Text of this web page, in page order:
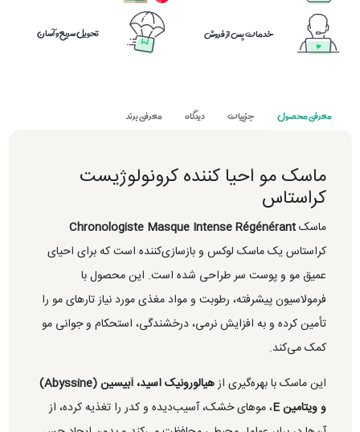
خدمات پس از فروش تحویل سریع و آسان
معرفی محصول جزییات دیدگاه معرفی برند
ماسک مو احیا کننده کرونولوژیست
کراستاس
ماسکChronologiste Masque Intense Régénérant
کراستاس یک ماسک لوکس و بازسازی‌کننده است که برای احیای
عمیق مو و پوست سر طراحی شده است. این محصول با
فرمولاسیون پیشرفته، رطوبت و مواد مغذی مورد نیاز تارهای مو را
تأمین کرده و به افزایش نرمی، درخشندگی، استحکام و جوانی مو
کمک می‌کند.
این ماسک با بهره‌گیری از
هیالورونیک اسید، آبیسین (Abyssine)
و ویتامین E ، موهای خشک، آسیب‌دیده و کدر را تغذیه کرده، از